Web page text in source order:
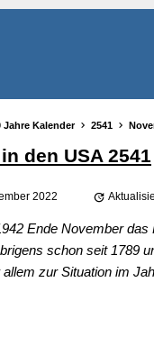
Jahre Kalender 2541
den USA 2541
2022
Ende November
schon seit 1789
zur Situation im